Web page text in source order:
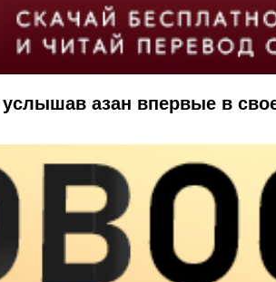
азан впервые в